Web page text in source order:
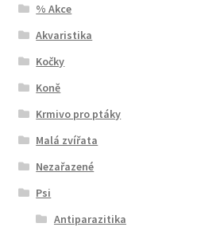
% Akce
Akvaristika
Kočky
Koně
Krmivo pro ptáky
Malá zvířata
Nezařazené
Psi
Antiparazitika